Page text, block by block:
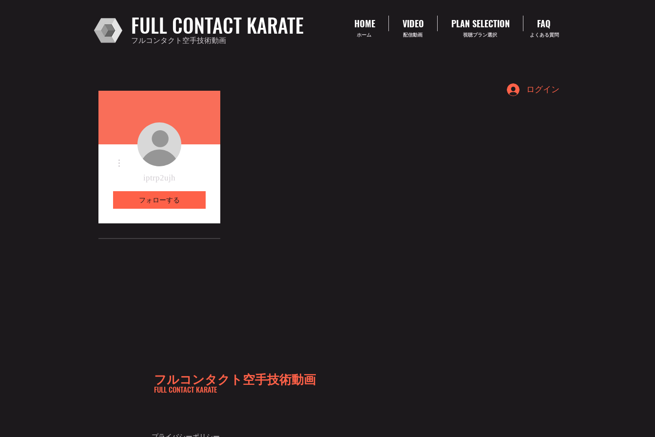
フルコンタクト空手技術動画
FULL CONTACT KARATE HOME VIDEO PLAN SELECTION FAQ
ホーム 配信動画 よくある質問
視聴プラン選択
ログイン
iptrp2ujh
フォローする
フルコンタクト空手技術動画
FULL CONTACT KARATE